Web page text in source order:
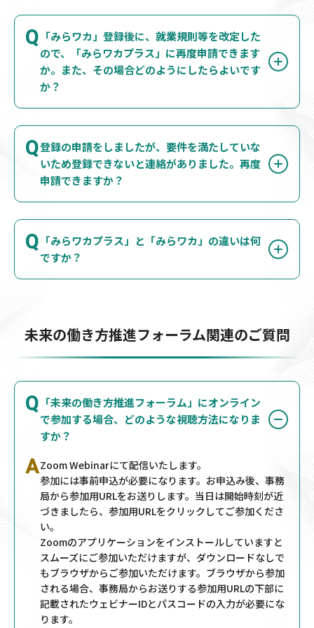
Q 「みらワカ」登録後に、就業規則等を改定した
ので、「みらワカプラス」に再度申請できます
か。また、その場合どのようにしたらよいです
か？
Q登録の申請をしましたが、要件を満たしていな
いため登録できないと連絡がありました。再度
申請できますか？
Q 「みらワカプラス」と「みらワカ」の違いは何
ですか？
未来の働き方推進フォーラム関連のご質問
Q 「未来の働き方推進フォーラム」にオンライン
で参加する場合、どのような視聴方法になりま
すか？
AZoom Webinarにて配信いたします。
参加には事前申込が必要になります。お申込み後、事務
局から参加用URLをお送りします。当日は開始時刻が近
づきましたら、参加用URLをクリックしてご参加くださ
い。
Zoomのアプリケーションをインストールしていますと
スムーズにご参加いただけますが、ダウンロードなしで
もブラウザからご参加いただけます。ブラウザから参加
される場合、事務局からお送りする参加用URLの下部に
記載されたウェビナーIDとパスコードの入力が必要にな
ります。